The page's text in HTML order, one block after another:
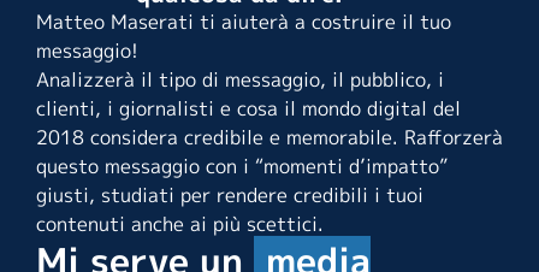
Matteo Maserati ti aiuterà a costruire il tuo
messaggio!
Analizzerà il tipo di messaggio, il pubblico, i
clienti, i giornalisti e cosa il mondo digital del
2018 considera credibile e memorabile. Rafforzerà
questo messaggio con i “momenti d’impatto”
giusti, studiati per rendere credibili i tuoi
contenuti anche ai più scettici.
Mi serve un media